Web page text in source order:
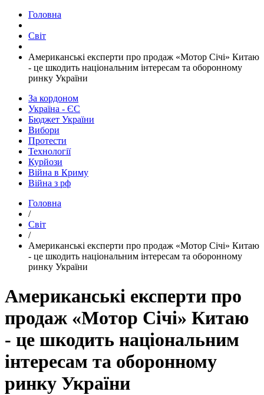
Головна
Світ
​Американські експерти про продаж «Мотор Січі» Китаю
- це шкодить національним інтересам та оборонному
ринку України
За кордоном
Україна - ЄС
Бюджет України
Вибори
Протести
Технології
Курйози
Війна в Криму
Війна з рф
Головна
/
Світ
/
​Американські експерти про продаж «Мотор Січі» Китаю
- це шкодить національним інтересам та оборонному
ринку України
Американські експерти про
продаж «Мотор Січі» Китаю
- це шкодить національним
інтересам та оборонному
ринку України